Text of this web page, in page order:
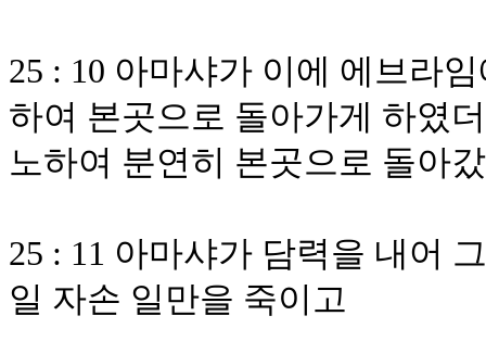
25 : 10 아마샤가 이에 에브라
하여 본곳으로 돌아가게 하였
노하여 분연히 본곳으로 돌아
25 : 11 아마샤가 담력을 내어
일 자손 일만을 죽이고